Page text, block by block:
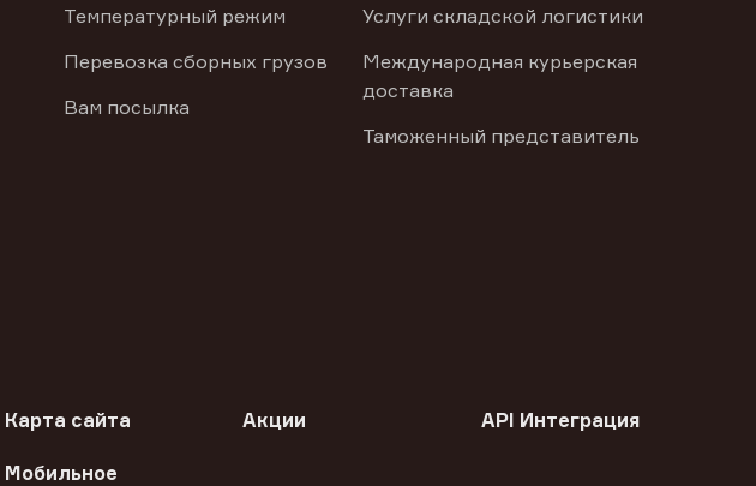
Температурный режим
Перевозка сборных грузов
Вам посылка
Услуги складской логистики
Международная курьерская
доставка
Таможенный представитель
Карта сайта Акции API Интеграция
Мобильное